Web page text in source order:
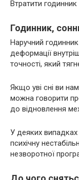
Втратити
Годинник,
Наручний
деформації
точності, який
Якщо уві сні ви
можна говорити
до відновлення
У деяких
психічну
незворотної